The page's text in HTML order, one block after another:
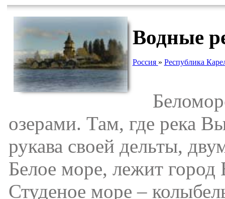
Водные
Россия » Республика
озерами. Там, где река
рукава своей дельты,
Белое море, лежит город
Студеное море –